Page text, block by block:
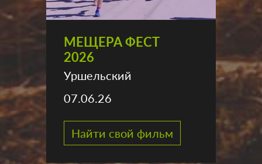
МЕЩЕРА ФЕСТ
2026
Уршельский
07.06.26
Найти свой фильм